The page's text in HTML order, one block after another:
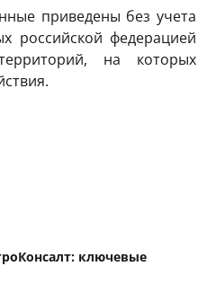
приведены без учета
российской федерацией
на которых
ключевые